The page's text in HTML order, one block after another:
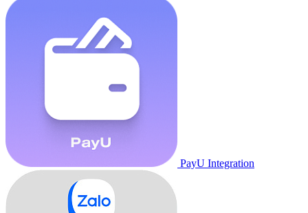
PayU Integration